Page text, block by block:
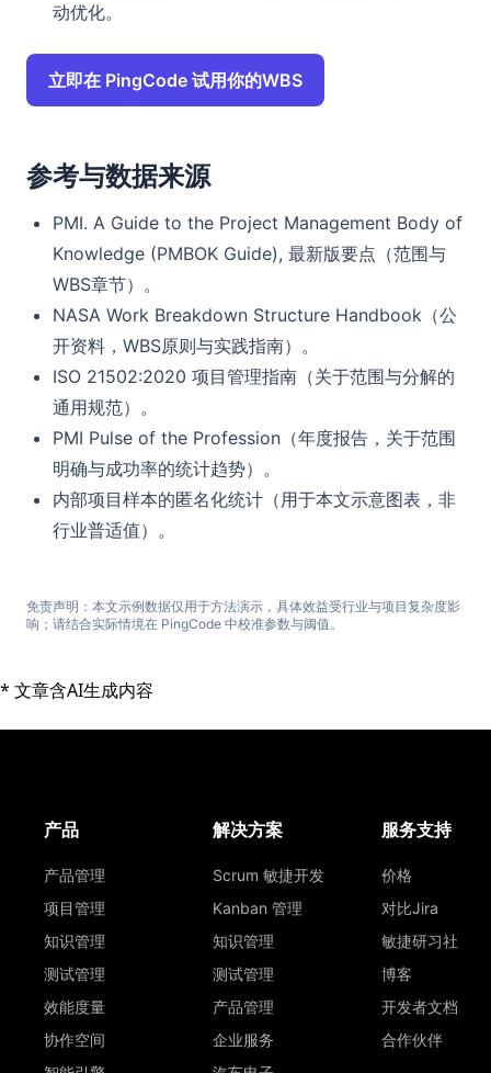
动优化。
立即在 PingCode 试用你的WBS
参考与数据来源
PMI. A Guide to the Project Management Body of
Knowledge (PMBOK Guide), 最新版要点（范围与
WBS章节）。
NASA Work Breakdown Structure Handbook（公
开资料，WBS原则与实践指南）。
ISO 21502:2020 项目管理指南（关于范围与分解的
通用规范）。
PMI Pulse of the Profession（年度报告，关于范围
明确与成功率的统计趋势）。
内部项目样本的匿名化统计（用于本文示意图表，非
行业普适值）。
免责声明：本文示例数据仅用于方法演示，具体效益受行业与项目复杂度影
响；请结合实际情境在 PingCode 中校准参数与阈值。
* 文章含AI生成内容
产品
产品管理
项目管理
知识管理
测试管理
效能度量
协作空间
解决方案
Scrum 敏捷开发
Kanban 管理
知识管理
测试管理
产品管理
企业服务
服务支持
价格
对比Jira
敏捷研习社
博客
开发者文档
合作伙伴